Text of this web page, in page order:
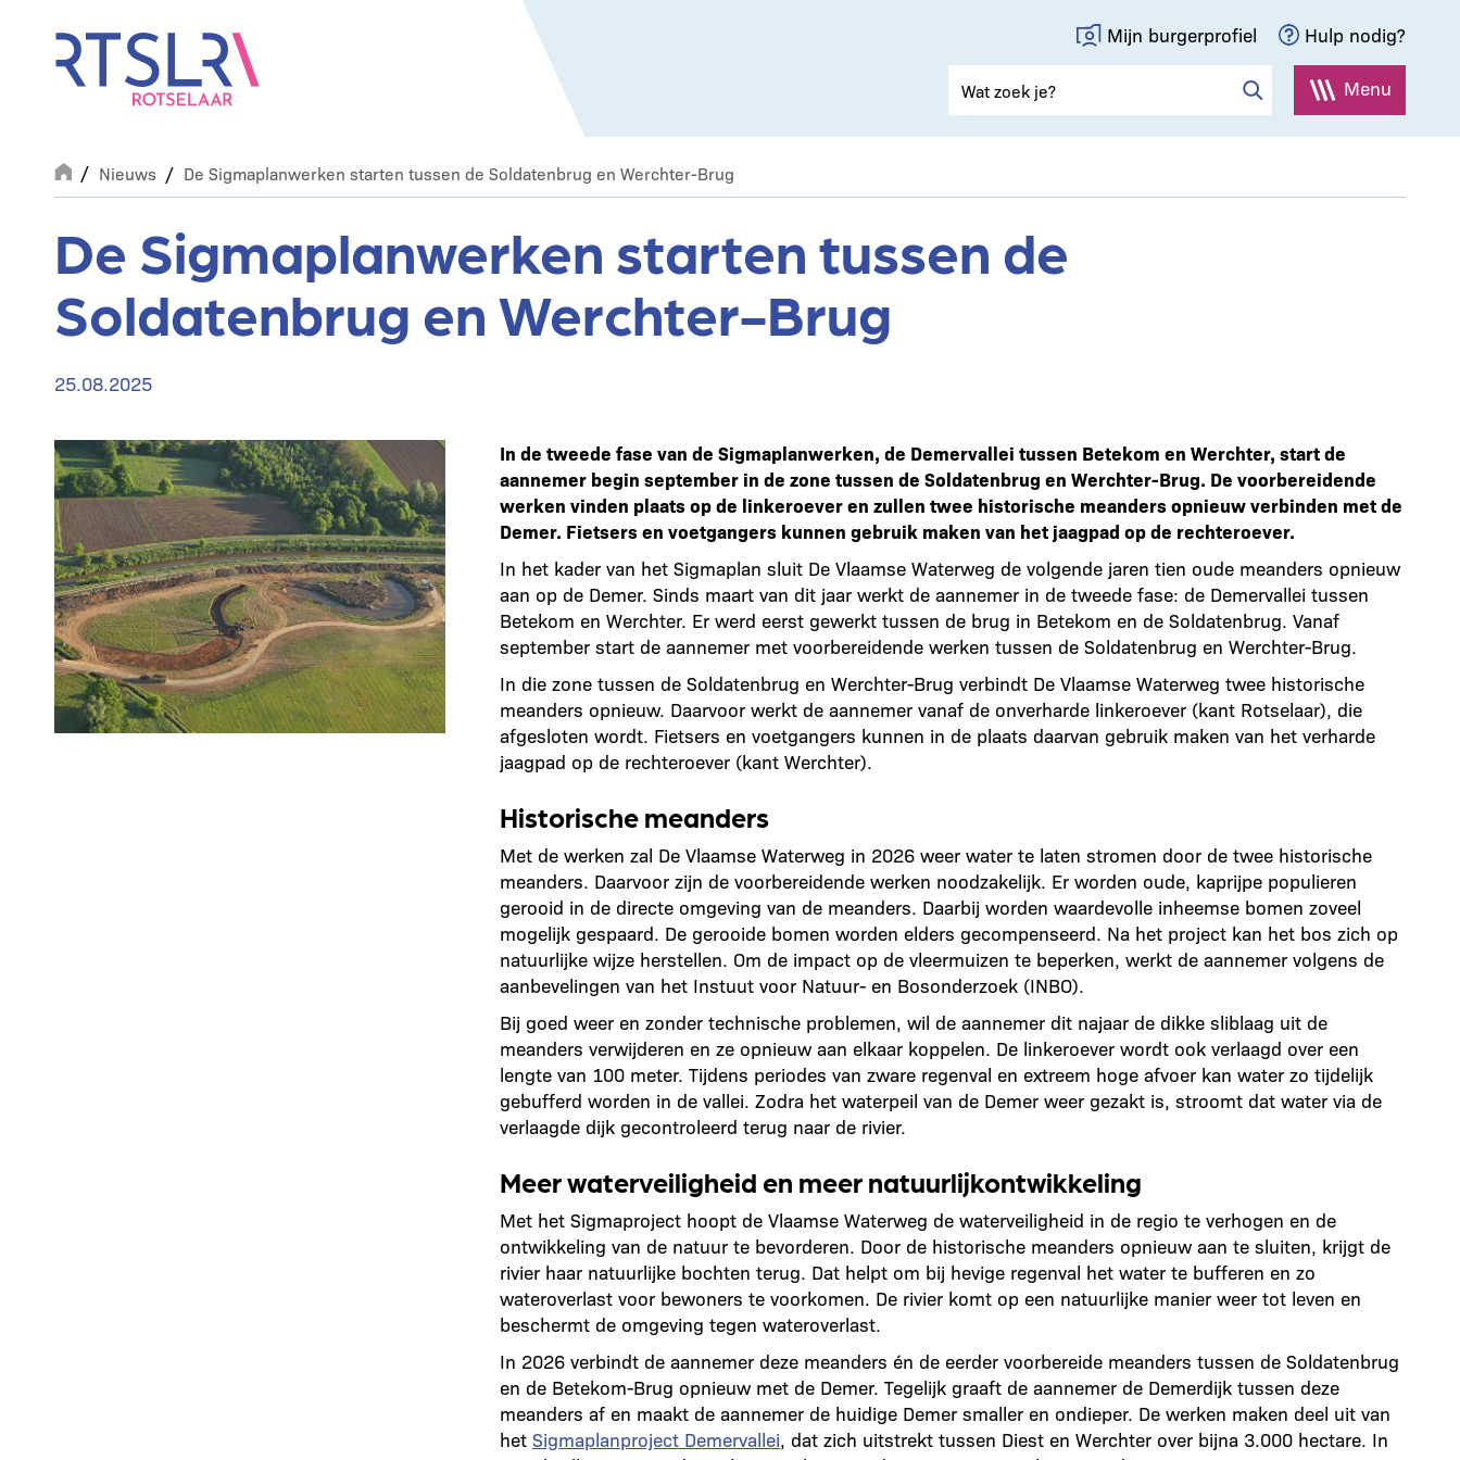
Mijn burgerprofiel Hulp nodig?
Menu
Breadcrumb
Nieuws De Sigmaplanwerken starten tussen de Soldatenbrug en Werchter-Brug
De Sigmaplanwerken starten tussen de
Soldatenbrug en Werchter-Brug
25.08.2025
In de tweede fase van de Sigmaplanwerken, de Demervallei tussen Betekom en Werchter, start de
aannemer begin september in de zone tussen de Soldatenbrug en Werchter-Brug. De voorbereidende
werken vinden plaats op de linkeroever en zullen twee historische meanders opnieuw verbinden met de
Demer. Fietsers en voetgangers kunnen gebruik maken van het jaagpad op de rechteroever.
In het kader van het Sigmaplan sluit De Vlaamse Waterweg de volgende jaren tien oude meanders opnieuw
aan op de Demer. Sinds maart van dit jaar werkt de aannemer in de tweede fase: de Demervallei tussen
Betekom en Werchter. Er werd eerst gewerkt tussen de brug in Betekom en de Soldatenbrug. Vanaf
september start de aannemer met voorbereidende werken tussen de Soldatenbrug en Werchter-Brug.
In die zone tussen de Soldatenbrug en Werchter-Brug verbindt De Vlaamse Waterweg twee historische
meanders opnieuw. Daarvoor werkt de aannemer vanaf de onverharde linkeroever (kant Rotselaar), die
afgesloten wordt. Fietsers en voetgangers kunnen in de plaats daarvan gebruik maken van het verharde
jaagpad op de rechteroever (kant Werchter).
Historische meanders
Met de werken zal De Vlaamse Waterweg in 2026 weer water te laten stromen door de twee historische
meanders. Daarvoor zijn de voorbereidende werken noodzakelijk. Er worden oude, kaprijpe populieren
gerooid in de directe omgeving van de meanders. Daarbij worden waardevolle inheemse bomen zoveel
mogelijk gespaard. De gerooide bomen worden elders gecompenseerd. Na het project kan het bos zich op
natuurlijke wijze herstellen. Om de impact op de vleermuizen te beperken, werkt de aannemer volgens de
aanbevelingen van het Instuut voor Natuur- en Bosonderzoek (INBO).
Bij goed weer en zonder technische problemen, wil de aannemer dit najaar de dikke sliblaag uit de
meanders verwijderen en ze opnieuw aan elkaar koppelen. De linkeroever wordt ook verlaagd over een
lengte van 100 meter. Tijdens periodes van zware regenval en extreem hoge afvoer kan water zo tijdelijk
gebufferd worden in de vallei. Zodra het waterpeil van de Demer weer gezakt is, stroomt dat water via de
verlaagde dijk gecontroleerd terug naar de rivier.
Meer waterveiligheid en meer natuurlijkontwikkeling
Met het Sigmaproject hoopt de Vlaamse Waterweg de waterveiligheid in de regio te verhogen en de
ontwikkeling van de natuur te bevorderen. Door de historische meanders opnieuw aan te sluiten, krijgt de
rivier haar natuurlijke bochten terug. Dat helpt om bij hevige regenval het water te bufferen en zo
wateroverlast voor bewoners te voorkomen. De rivier komt op een natuurlijke manier weer tot leven en
beschermt de omgeving tegen wateroverlast.
In 2026 verbindt de aannemer deze meanders én de eerder voorbereide meanders tussen de Soldatenbrug
en de Betekom-Brug opnieuw met de Demer. Tegelijk graaft de aannemer de Demerdijk tussen deze
meanders af en maakt de aannemer de huidige Demer smaller en ondieper. De werken maken deel uit van
het Sigmaplanproject Demervallei, dat zich uitstrekt tussen Diest en Werchter over bijna 3.000 hectare. In